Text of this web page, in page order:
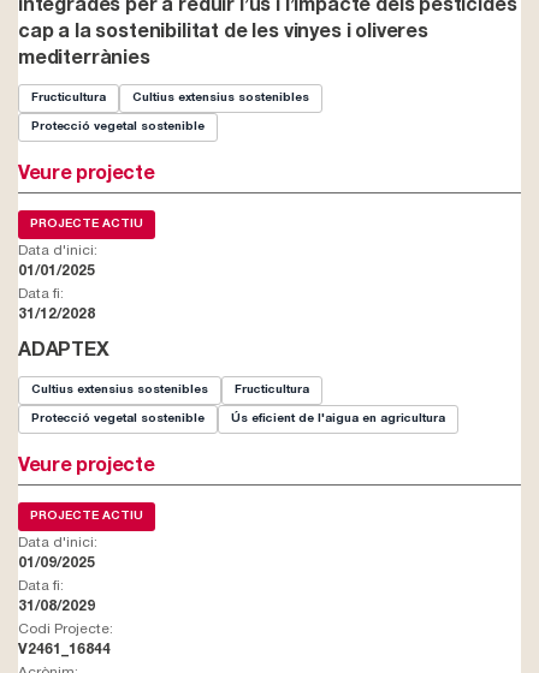
integrades per a reduir l’ús i l’impacte dels pesticides
cap a la sostenibilitat de les vinyes i oliveres
mediterrànies
Fructicultura Cultius extensius sostenibles
Protecció vegetal sostenible
Veure projecte
PROJECTE ACTIU
Data d'inici:
01/01/2025
Data fi:
31/12/2028
ADAPTEX
Cultius extensius sostenibles Fructicultura
Protecció vegetal sostenible Ús eficient de l'aigua en agricultura
Veure projecte
PROJECTE ACTIU
Data d'inici:
01/09/2025
Data fi:
31/08/2029
Codi Projecte:
V2461_16844